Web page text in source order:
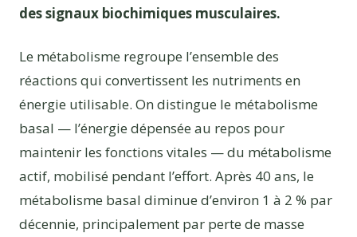
des signaux biochimiques musculaires.
Le métabolisme regroupe l’ensemble des
réactions qui convertissent les nutriments en
énergie utilisable. On distingue le métabolisme
basal — l’énergie dépensée au repos pour
maintenir les fonctions vitales — du métabolisme
actif, mobilisé pendant l’effort. Après 40 ans, le
métabolisme basal diminue d’environ 1 à 2 % par
décennie, principalement par perte de masse